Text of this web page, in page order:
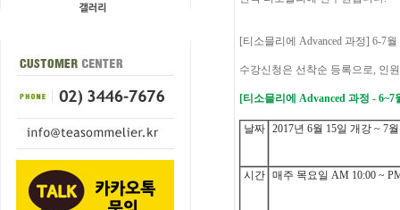
[티소믈리에 Advanced 과정] 6-7월
수강신청은 선착순 등록으로, 인원
[티소믈리에 Advanced 과정 - 6~7
날짜 2017년6월 15일 개강 ~ 7
시간 매주 목요일 AM 10:00 ~